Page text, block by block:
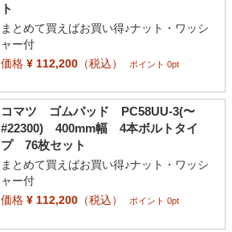
ト
まとめて買えばお買い得♪ナット・ワッシ
ャー付
価格¥ 112,200（税込） ポイント 0pt
コマツ ゴムパッド PC58UU-3(〜
#22300) 400mm幅 4本ボルトタイ
プ 76枚セット
まとめて買えばお買い得♪ナット・ワッシ
ャー付
価格¥ 112,200（税込） ポイント 0pt